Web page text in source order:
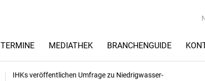
TERMINE MEDIATHEK BRANCHENGUIDE
IHKs veröffentlichen Umfrage zu Niedrigwasser-